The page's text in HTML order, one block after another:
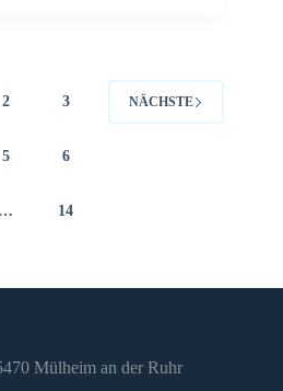
2 3
5 6
… 14
NÄCHSTE
Mülheim an der Ruhr